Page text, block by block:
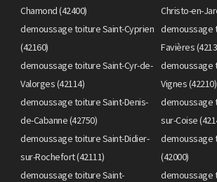
Chamond (42400)
Christo-en-
demoussage toiture Saint-Cyprien
(42160)
demoussage
Favières
demoussage toiture Saint-Cyr-de-
Valorges (42114)
demoussage
Vignes (42210)
demoussage toiture Saint-Denis-
de-Cabanne (42750)
demoussage
sur-Coise
demoussage toiture Saint-Didier-
sur-Rochefort (42111)
demoussage
(42000)
demoussage toiture Saint-
demoussage